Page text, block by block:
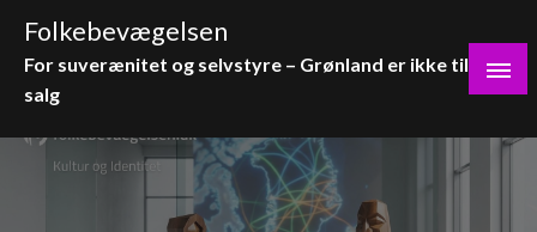
content
Folkebevægelsen
For suverænitet og selvstyre – Grønland er ikke til
salg